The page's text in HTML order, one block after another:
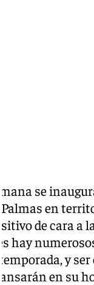
se
Palmas en
de cara a
hay
y
en su